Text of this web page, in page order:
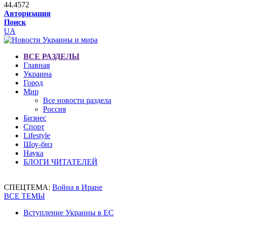
44.4572
Авторизация
Поиск
UA
ВСЕ РАЗДЕЛЫ
Главная
Украина
Город
Мир
Все новости раздела
Россия
Бизнес
Спорт
Lifestyle
Шоу-биз
Наука
БЛОГИ ЧИТАТЕЛЕЙ
СПЕЦТЕМА: Война в Иране
ВСЕ ТЕМЫ
Вступление Украины в ЕС